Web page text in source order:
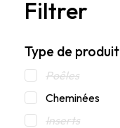
Filtrer
Type de produit
Poêles
Cheminées
Inserts